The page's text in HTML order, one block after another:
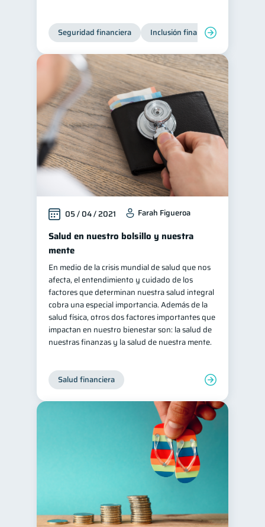
Seguridad financiera Inclusión financiera
05 / 04 / 2021 Farah Figueroa
Salud en nuestro bolsillo y nuestra
mente
En medio de la crisis mundial de salud que nos
afecta, el entendimiento y cuidado de los
factores que determinan nuestra salud integral
cobra una especial importancia. Además de la
salud física, otros dos factores importantes que
impactan en nuestro bienestar son: la salud de
nuestras finanzas y la salud de nuestra mente.
Salud financiera